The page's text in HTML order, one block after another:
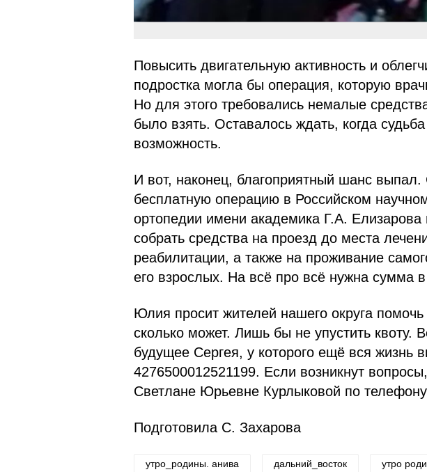
Повысить двигательную активность и
подростка могла бы операция, которую
Но для этого требовались немалые
было взять. Оставалось ждать, когда
возможность.
И вот, наконец, благоприятный шанс
бесплатную операцию в Российском
ортопедии имени академика Г.А. Елизарова
собрать средства на проезд до места
реабилитации, а также на проживание
его взрослых. На всё про всё нужна сумма
Юлия просит жителей нашего округа помочь
сколько может. Лишь бы не упустить квоту.
будущее Сергея, у которого ещё вся жизнь
4276500012521199. Если возникнут
Светлане Юрьевне Курлыковой по
Подготовила С. Захарова
утро_родины. анива дальний_восток утро